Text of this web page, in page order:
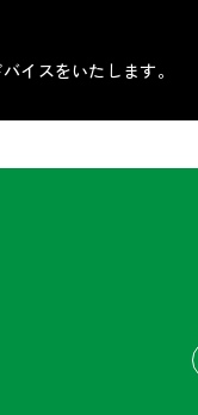
イスをいたします。